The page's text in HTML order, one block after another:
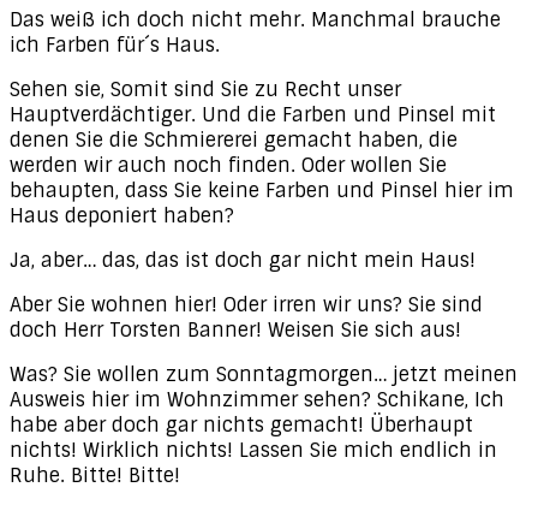
Das weiß ich doch nicht mehr. Manchmal brauche
ich Farben für´s Haus.
Sehen sie, Somit sind Sie zu Recht unser
Hauptverdächtiger. Und die Farben und Pinsel mit
denen Sie die Schmiererei gemacht haben, die
werden wir auch noch finden. Oder wollen Sie
behaupten, dass Sie keine Farben und Pinsel hier im
Haus deponiert haben?
Ja, aber… das, das ist doch gar nicht mein Haus!
Aber Sie wohnen hier! Oder irren wir uns? Sie sind
doch Herr Torsten Banner! Weisen Sie sich aus!
Was? Sie wollen zum Sonntagmorgen… jetzt meinen
Ausweis hier im Wohnzimmer sehen? Schikane, Ich
habe aber doch gar nichts gemacht! Überhaupt
nichts! Wirklich nichts! Lassen Sie mich endlich in
Ruhe. Bitte! Bitte!